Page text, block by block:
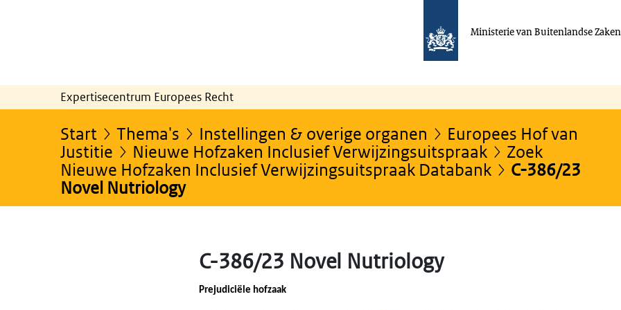
Ministerie van Buitenlandse Zaken
Expertisecentrum Europees Recht
Start Thema's Instellingen & overige organen
Europees Hof van
Justitie
Nieuwe Hofzaken Inclusief Verwijzingsuitspraak
Zoek
Nieuwe Hofzaken Inclusief Verwijzingsuitspraak Databank
C-386/23
Novel Nutriology
C-386/23 Novel Nutriology
Prejudiciële hofzaak